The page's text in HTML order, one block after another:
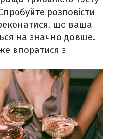
розповісти
що ваша
на значно довше.
впоратися з